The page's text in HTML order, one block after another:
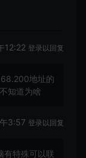
12:22 登录以回复
地址的
知道为啥
3:57 登录以回复
有特殊可以联